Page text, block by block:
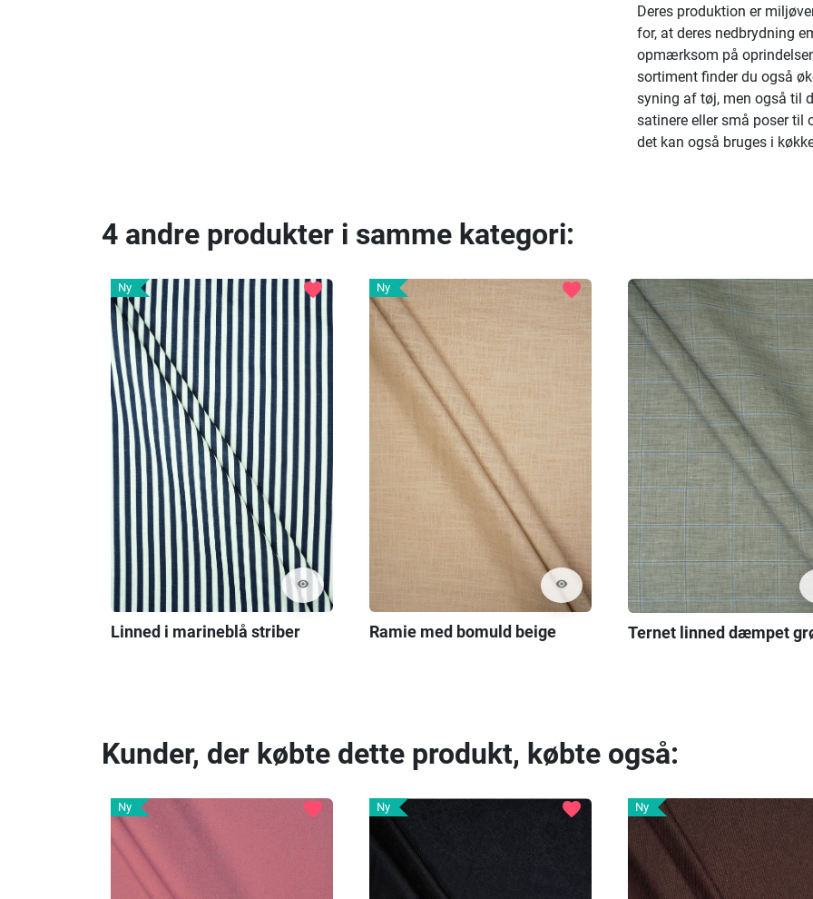
Deres produktion er
for, at deres nedbrydning
opmærksom på
sortiment finder du også
syning af tøj, men også til
satinere eller små poser
det kan også bruges i
4 andre produkter i samme kategori:
Ny
visibility
favorite
Linned i marineblå striber
Ny
visibility
favorite
Ramie med bomuld beige Ternet linned dæmpet
Kunder, der købte dette produkt, købte også:
Ny favorite Ny favorite Ny